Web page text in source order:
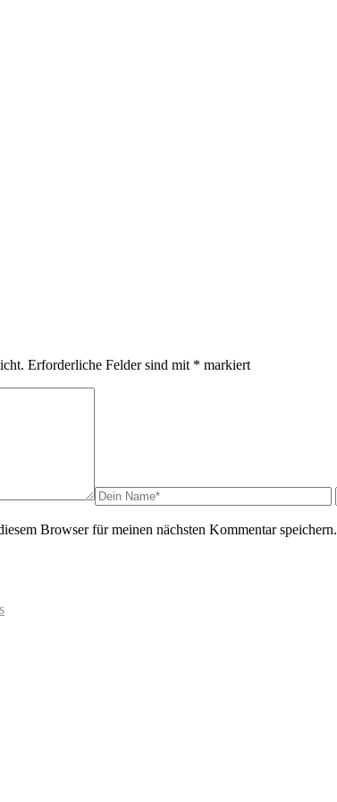
Erforderliche Felder sind mit * markiert
Browser für meinen nächsten Kommentar speichern.